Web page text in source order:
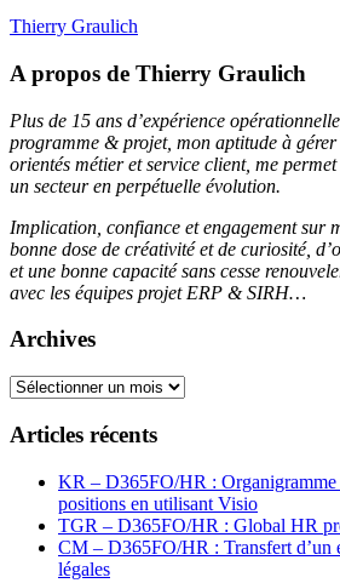
Thierry Graulich
A propos de Thierry Graulich
Plus de 15 ans d’expérience
programme & projet, mon aptitude à gérer
orientés métier et service client, me
un secteur en perpétuelle évolution.
Implication, confiance et engagement sur
bonne dose de créativité et de curiosité,
et une bonne capacité sans cesse
avec les équipes projet ERP & SIRH…
Archives
Archives
Articles récents
KR – D365FO/HR : Organigramme
positions en utilisant Visio
TGR – D365FO/HR : Global HR
CM – D365FO/HR : Transfert d’un
légales